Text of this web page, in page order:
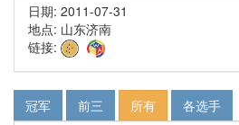
日期: 2011-07-31
地点: 山东济南
链接:
冠军 前三 所有 各选手